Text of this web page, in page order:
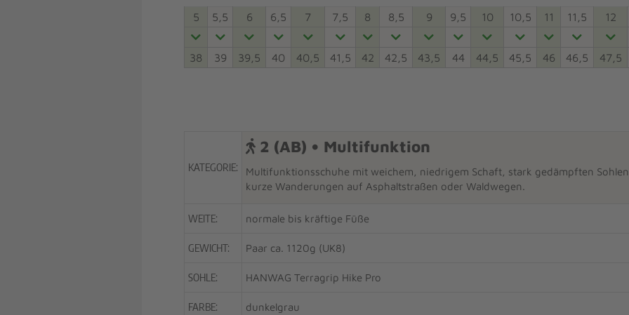
5 5,5 6 6,5 7 7,5 8 8,5 9 9,5 10 10,5 11 11,5 12
38 39 39,5 40 40,5 41,5 42 42,5 43,5 44 44,5 45,5 46 46,5 47,5
KATEGORIE:
2 (AB) • Multifunktion
Multifunktionsschuhe mit weichem, niedrigem Schaft, stark gedämpften
kurze Wanderungen auf Asphaltstraßen oder Waldwegen.
WEITE: normale bis kräftige Füße
GEWICHT: Paar ca. 1120g (UK8)
SOHLE: HANWAG Terragrip Hike Pro
FARBE: dunkelgrau